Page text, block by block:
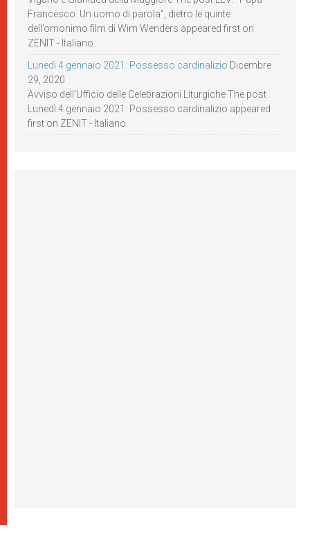
Francesco. Un uomo di parola”, dietro le quinte
dell’omonimo film di Wim Wenders appeared first on
ZENIT - Italiano.
Lunedì 4 gennaio 2021: Possesso cardinalizio Dicembre
29, 2020
Avviso dell’Ufficio delle Celebrazioni Liturgiche The post
Lunedì 4 gennaio 2021: Possesso cardinalizio appeared
first on ZENIT - Italiano.